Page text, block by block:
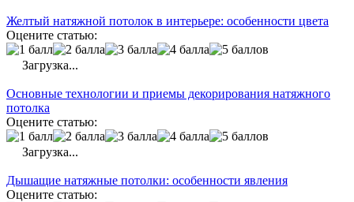
Желтый натяжной потолок в интерьере: особенности цвета
Оцените статью:
Загрузка...
Основные технологии и приемы декорирования натяжного
потолка
Оцените статью:
Загрузка...
Дышащие натяжные потолки: особенности явления
Оцените статью: